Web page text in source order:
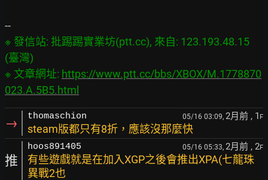
※ 發信站: 批踢踢實業坊(ptt.cc), 來自: 123.193.48.15
(臺灣)
※ 文章網址: https://www.ptt.cc/bbs/XBOX/M.1778870
023.A.5B5.html
→ thomaschion 05/16 03:09, 2月前 , 1 F
steam版都只有8折，應該沒那麼快
推
hoos891405 05/16 05:33, 2月前 , 2F
有些遊戲就是在加入XGP之後會推出XPA(七龍珠
異戰2也